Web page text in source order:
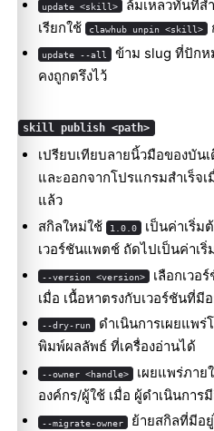
update <skill>
ล้มเหลวทันทีส
เรียกใช้
clawhub unpin <skill>
update --all
ข้าม slug ที่ปักห
คงถูกตรึงไว้
skill publish <path>
เปรียบเทียบลายนิ้วมือของบัน
และออกจากโปรแกรมสำเร็จ
แล้ว
สกิลใหม่ใช้
1.0.0
เป็นค่าเริ่ม
เวอร์ชันแพตช์ ถัดไปเป็นค่าเริ่
--version <version>
เลือกเวอ
เมื่อ เนื้อหาตรงกับเวอร์ชันที่มี
--dry-run ดำเนินการเผยแพ
พิมพ์ผลลัพธ์ ที่เครื่องอ่านได้
--owner <handle>
เผยแพร่ภาย
องค์กร/ผู้ใช้ เมื่อ ผู้ดำเนินการ
--migrate-owner ย้ายสกิลที่มีอ